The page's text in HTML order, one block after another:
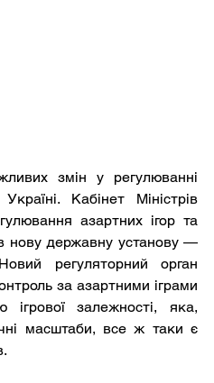
змін у регулюванні
Кабінет Міністрів
азартних ігор та
нову державну установу —
регуляторний орган
за азартними іграми
ігрової залежності, яка,
масштаби, все ж таки є